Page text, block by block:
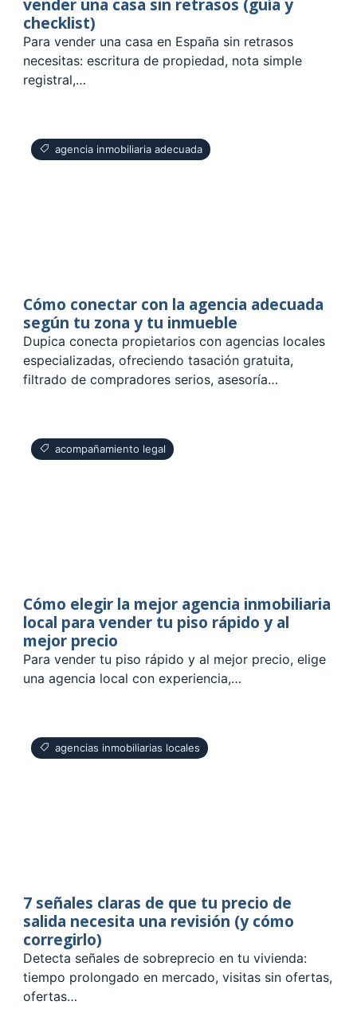
checklist)
Para vender una casa en España sin retrasos
necesitas: escritura de propiedad, nota simple
registral,…
agencia inmobiliaria adecuada
Cómo conectar con la agencia adecuada
según tu zona y tu inmueble
Dupica conecta propietarios con agencias locales
especializadas, ofreciendo tasación gratuita,
filtrado de compradores serios, asesoría…
acompañamiento legal
Cómo elegir la mejor agencia inmobiliaria
local para vender tu piso rápido y al
mejor precio
Para vender tu piso rápido y al mejor precio, elige
una agencia local con experiencia,…
agencias inmobiliarias locales
7 señales claras de que tu precio de
salida necesita una revisión (y cómo
corregirlo)
Detecta señales de sobreprecio en tu vivienda:
tiempo prolongado en mercado, visitas sin ofertas,
ofertas…